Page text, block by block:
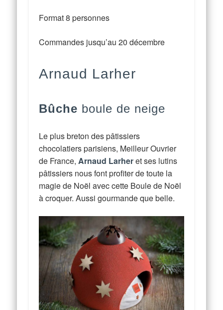
Format 8 personnes
Commandes jusqu’au 20 décembre
Arnaud Larher
Bûche boule de neige
Le plus breton des pâtissiers
chocolatiers parisiens, Meilleur Ouvrier
de France,Arnaud Larheret ses lutins
pâtissiers nous font profiter de toute la
magie de Noël avec cette Boule de Noël
à croquer. Aussi gourmande que belle.